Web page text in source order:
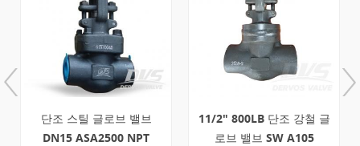
단조 스틸 글로브 밸브
DN15 ASA2500 NPT
11/2" 800LB 단조 강철 글
로브 밸브 SW A105